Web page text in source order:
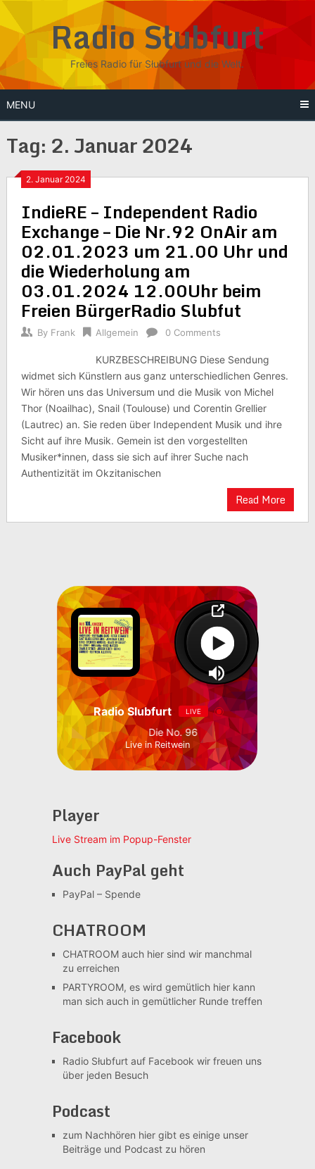
Skip
to
content
Radio Słubfurt
Freies Radio für Słubfurt und die Welt.
MENU
Tag: 2. Januar 2024
2. Januar 2024
IndieRE – Independent Radio
Exchange – Die Nr.92 OnAir am
02.01.2023 um 21.00 Uhr und
die Wiederholung am
03.01.2024 12.00Uhr beim
Freien BürgerRadio Slubfut
By Frank Allgemein 0 Comments
KURZBESCHREIBUNG Diese Sendung
widmet sich Künstlern aus ganz unterschiedlichen Genres.
Wir hören uns das Universum und die Musik von Michel
Thor (Noailhac), Snail (Toulouse) und Corentin Grellier
(Lautrec) an. Sie reden über Independent Musik und ihre
Sicht auf ihre Musik. Gemein ist den vorgestellten
Musiker*innen, dass sie sich auf ihrer Suche nach
Authentizität im Okzitanischen
Read More
Radio Slubfurt LIVE
Die No. 96
Live in Reitwein
Player
Live Stream im Popup-Fenster
Auch PayPal geht
PayPal – Spende
CHATROOM
CHATROOMauch hier sind wir manchmal
zu erreichen
PARTYROOM, es wird gemütlichhier kann
man sich auch in gemütlicher Runde treffen
Facebook
Radio Słubfurt auf Facebook wir freuen uns
über jeden Besuch
Podcast
zum Nachhören hier gibt es einige unser
Beiträge und Podcast zu hören